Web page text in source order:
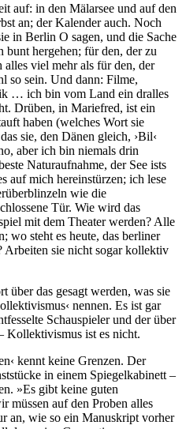
auf: in den Mälarsee und auf den
an; der Kalender auch. Noch
in Berlin O sagen, und die Sache
hergehen; für den, der zu
viel mehr als für den, der
so sein. Und dann: Filme,
… ich bin vom Land ein dralles
Drüben, in Mariefred, ist ein
haben (welches Wort sie
sie, den Dänen gleich, ›Bil‹
aber ich bin niemals drin
Naturaufnahme, der See ists
auf mich hereinstürzen; ich lese
wie die
Tür. Wie wird das
mit dem Theater werden? Alle
wo steht es heute, das berliner
Arbeiten sie nicht sogar kollektiv
über das gesagt werden, was sie
nennen. Es ist gar
Schauspieler und der über
Kollektivismus ist es nicht.
kennt keine Grenzen. Der
in einem Spiegelkabinett –
»Es gibt keine guten
müssen auf den Proben alles
an, wie so ein Manuskript vorher